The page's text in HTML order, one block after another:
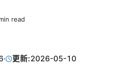
read
· 更新:2026-05-10